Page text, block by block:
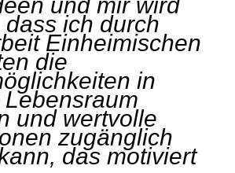
ich durch
Einheimischen
die
in
und wertvolle
zugänglich
das motiviert